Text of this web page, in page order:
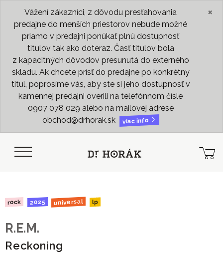
Vážení zákazníci, z dôvodu presťahovania
predajne do menších priestorov nebude možné
priamo v predajni ponúkať plnú dostupnosť
titulov tak ako doteraz. Časť titulov bola
z kapacitných dôvodov presunutá do externého
skladu. Ak chcete prísť do predajne po konkrétny
titul, poprosíme vás, aby ste si jeho dostupnosť v
kamennej predajni overili na telefónnom čísle
0907 078 029 alebo na mailovej adrese
obchod@drhorak.sk
viac info
×
rock 2025 universal lp
R.E.M.
Reckoning